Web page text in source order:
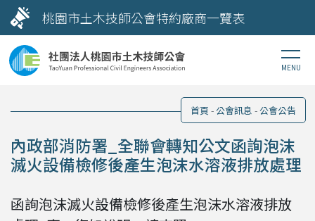
桃園市土木技師公會特約廠商一覽表
內政部消防署_全聯會轉知公文函詢泡沫
滅火設備檢修後產生泡沫水溶液排放處理
首頁 公會訊息 公會公告
函詢泡沫滅火設備檢修後產生泡沫水溶液排放